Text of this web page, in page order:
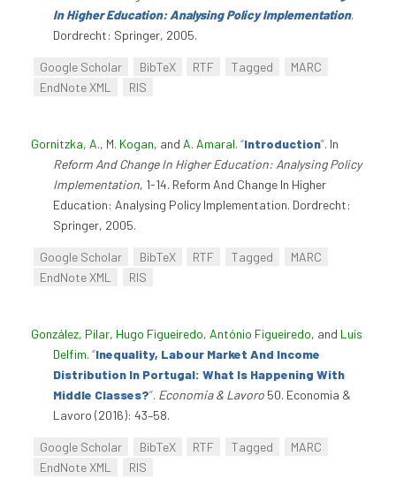
In Higher Education: Analysing Policy Implementation.
Dordrecht: Springer, 2005.
Google Scholar BibTeX RTF Tagged
MARC
EndNote XML
RIS
Gornitzka, A., M. Kogan, and A. Amaral. “Introduction”. In
Reform And Change In Higher Education: Analysing Policy
Implementation, 1-14. Reform And Change In Higher
Education: Analysing Policy Implementation. Dordrecht:
Springer, 2005.
Google Scholar BibTeX RTF Tagged
MARC
EndNote XML
RIS
González, Pilar, Hugo Figueiredo, António Figueiredo, and Luís
Delfim. “Inequality, Labour Market And Income
Distribution In Portugal: What Is Happening With
Middle Classes?”. Economia & Lavoro 50. Economia &
Lavoro (2016): 43–58.
Google Scholar BibTeX RTF Tagged
MARC
EndNote XML
RIS